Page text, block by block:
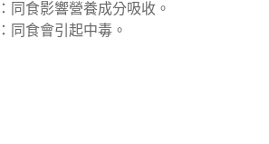
同食影響營養成分吸收。
同食會引起中毒。